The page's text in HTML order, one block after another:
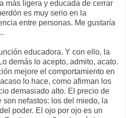
más ligera y educada de cerrar
es muy serio en la
entre personas. Me gustaría
educadora. Y con ello, la
demás lo acepto, admito, acato.
mejore el comportamiento en
lo hace, como afirman los
demasiado alto. El precio de
nefastos: los del miedo, la
poder. El ojo por ojo es un